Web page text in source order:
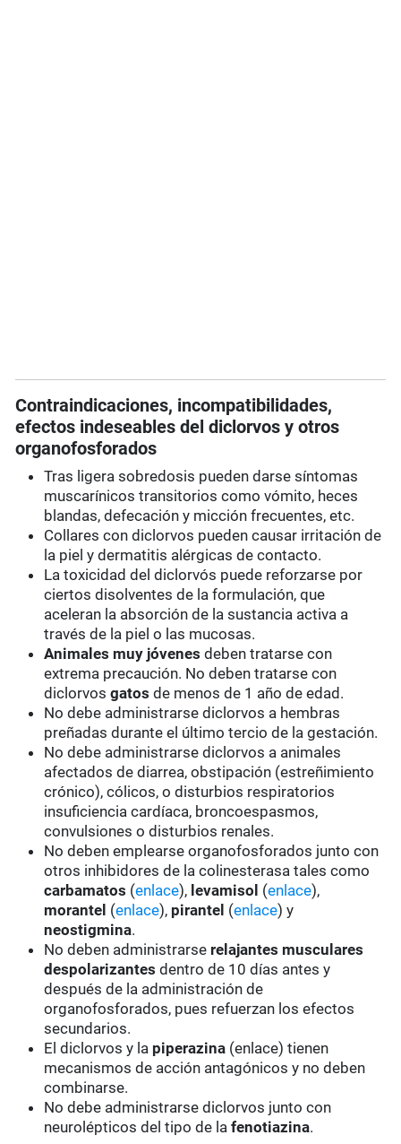
Contraindicaciones, incompatibilidades,
efectos indeseables del diclorvos y otros
organofosforados
Tras ligera sobredosis pueden darse síntomas
muscarínicos transitorios como vómito, heces
blandas, defecación y micción frecuentes, etc.
Collares con diclorvos pueden causar irritación de
la piel y dermatitis alérgicas de contacto.
La toxicidad del diclorvós puede reforzarse por
ciertos disolventes de la formulación, que
aceleran la absorción de la sustancia activa a
través de la piel o las mucosas.
Animales muy jóvenes deben tratarse con
extrema precaución. No deben tratarse con
diclorvosgatos de menos de 1 año de edad.
No debe administrarse diclorvos a hembras
preñadas durante el último tercio de la gestación.
No debe administrarse diclorvos a animales
afectados de diarrea, obstipación (estreñimiento
crónico), cólicos, o disturbios respiratorios
insuficiencia cardíaca, broncoespasmos,
convulsiones o disturbios renales.
No deben emplearse organofosforados junto con
otros inhibidores de la colinesterasa tales como
carbamatos (enlace), levamisol (enlace),
morantel (enlace), pirantel (enlace) y
neostigmina.
No deben administrarse relajantes musculares
despolarizantes dentro de 10 días antes y
después de la administración de
organofosforados, pues refuerzan los efectos
secundarios.
El diclorvos y la piperazina (enlace) tienen
mecanismos de acción antagónicos y no deben
combinarse.
No debe administrarse diclorvos junto con
neurolépticos del tipo de lafenotiazina.